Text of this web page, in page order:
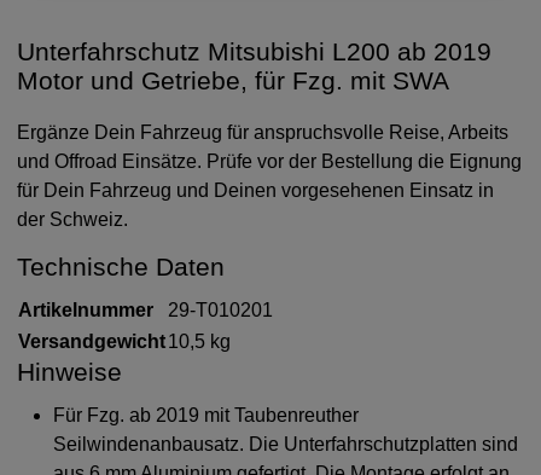
Unterfahrschutz Mitsubishi L200 ab 2019
Motor und Getriebe, für Fzg. mit SWA
Ergänze Dein Fahrzeug für anspruchsvolle Reise, Arbeits
und Offroad Einsätze. Prüfe vor der Bestellung die Eignung
für Dein Fahrzeug und Deinen vorgesehenen Einsatz in
der Schweiz.
Technische Daten
Artikelnummer
29-T010201
Versandgewicht10,5 kg
Hinweise
Für Fzg. ab 2019 mit Taubenreuther
Seilwindenanbausatz. Die Unterfahrschutzplatten sind